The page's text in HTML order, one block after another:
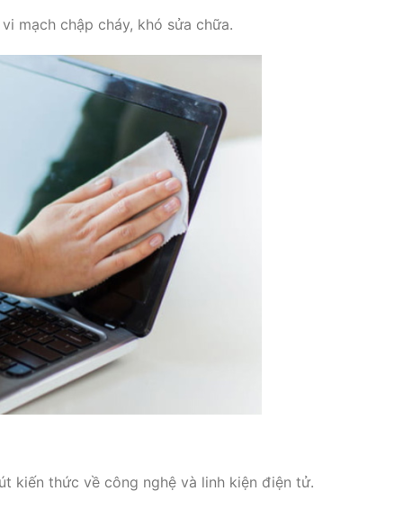
mạch chập cháy, khó sửa chữa.
kiến thức về công nghệ và linh kiện điện tử.